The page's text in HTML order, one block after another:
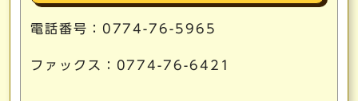
電話番号：0774-76-5965
ファックス：0774-76-6421